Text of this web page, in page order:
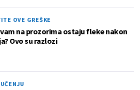
OVE GREŠKE
na prozorima ostaju fleke nakon
Ovo su razlozi